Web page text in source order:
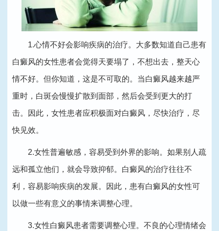
1.心情不好会影响疾病的治疗。大多数知道自己患有
白癜风的女性患者会觉得天要塌了，不想出去，整天心
情不好。但你知道，这是不可取的。当白癜风越来越严
重时，白斑会慢慢扩散到面部，然后会受到更大的打
击。因此，女性患者应积极面对白癜风，尽快治疗，尽
快见效。
2.女性普遍敏感，容易受到外界的影响。如果别人疏
远和孤立他们，就会导致抑郁。白癜风的治疗往往不
利，容易影响疾病的发展。因此，患有白癜风的女性可
以做一些有意义的事情来调整心理。
3.女性白癜风患者需要调整心理。不良的心理情绪会